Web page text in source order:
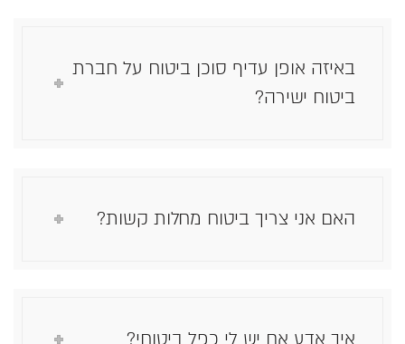
באיזה אופן עדיף סוכן ביטוח על חברת
ביטוח ישירה?
האם אני צריך ביטוח מחלות קשות?